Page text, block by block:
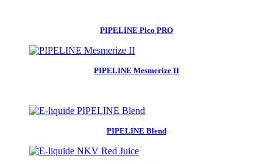
PIPELINE Pico PRO
PIPELINE Mesmerize II
PIPELINE Blend